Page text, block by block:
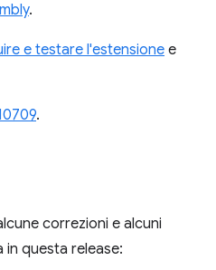
.
e testare l'estensione e
.
correzioni e alcuni
in questa release: